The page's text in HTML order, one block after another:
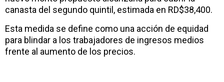
canasta del segundo quintil, estimada en RD$38,400.
Esta medida se define como una acción de equidad
para blindar a los trabajadores de ingresos medios
frente al aumento de los precios.